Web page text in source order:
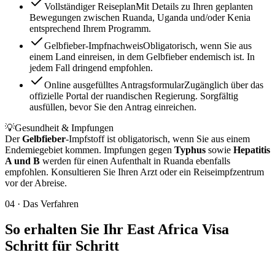
Vollständiger ReiseplanMit Details zu Ihren geplanten
Bewegungen zwischen Ruanda, Uganda und/oder Kenia
entsprechend Ihrem Programm.
Gelbfieber-ImpfnachweisObligatorisch, wenn Sie aus
einem Land einreisen, in dem Gelbfieber endemisch ist. In
jedem Fall dringend empfohlen.
Online ausgefülltes AntragsformularZugänglich über das
offizielle Portal der ruandischen Regierung. Sorgfältig
ausfüllen, bevor Sie den Antrag einreichen.
💡Gesundheit & Impfungen
DerGelbfieber-Impfstoff ist obligatorisch, wenn Sie aus einem
Endemiegebiet kommen. Impfungen gegen Typhus sowie Hepatitis
A und B werden für einen Aufenthalt in Ruanda ebenfalls
empfohlen. Konsultieren Sie Ihren Arzt oder ein Reiseimpfzentrum
vor der Abreise.
04 · Das Verfahren
So erhalten Sie Ihr East Africa Visa
Schritt für Schritt